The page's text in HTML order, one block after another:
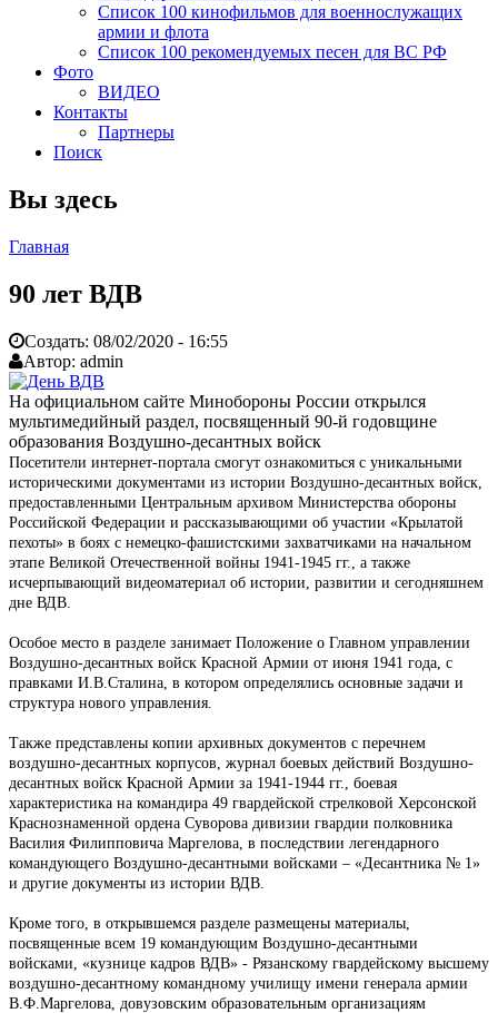
Список 100 кинофильмов для военнослужащих
армии и флота
Список 100 рекомендуемых песен для ВС РФ
Фото
ВИДЕО
Контакты
Партнеры
Поиск
Вы здесь
Главная
90 лет ВДВ
Создать: 08/02/2020 - 16:55
Автор: admin
На официальном сайте Минобороны России открылся
мультимедийный раздел, посвященный 90-й годовщине
образования Воздушно-десантных войск
Посетители интернет-портала смогут ознакомиться с уникальными
историческими документами из истории Воздушно-десантных войск,
предоставленными Центральным архивом Министерства обороны
Российской Федерации и рассказывающими об участии «Крылатой
пехоты» в боях с немецко-фашистскими захватчиками на начальном
этапе Великой Отечественной войны 1941-1945 гг., а также
исчерпывающий видеоматериал об истории, развитии и сегодняшнем
дне ВДВ.
Особое место в разделе занимает Положение о Главном управлении
Воздушно-десантных войск Красной Армии от июня 1941 года, с
правками И.В.Сталина, в котором определялись основные задачи и
структура нового управления.
Также представлены копии архивных документов с перечнем
воздушно-десантных корпусов, журнал боевых действий Воздушно-
десантных войск Красной Армии за 1941-1944 гг., боевая
характеристика на командира 49 гвардейской стрелковой Херсонской
Краснознаменной ордена Суворова дивизии гвардии полковника
Василия Филипповича Маргелова, в последствии легендарного
командующего Воздушно-десантными войсками – «Десантника № 1»
и другие документы из истории ВДВ.
Кроме того, в открывшемся разделе размещены материалы,
посвященные всем 19 командующим Воздушно-десантными
войсками, «кузнице кадров ВДВ» - Рязанскому гвардейскому высшему
воздушно-десантному командному училищу имени генерала армии
В.Ф.Маргелова, довузовским образовательным организациям